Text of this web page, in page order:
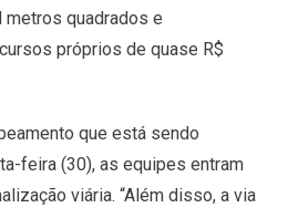
metros quadrados e
próprios de quase R$
que está sendo
feira (30), as equipes entram
viária. “Além disso, a via